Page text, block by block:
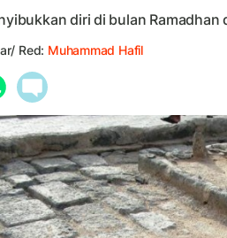
diri di bulan Ramadhan
Red: Muhammad Hafil